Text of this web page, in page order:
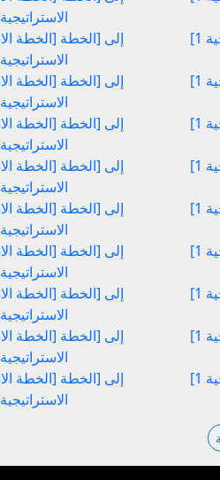
الاستراتيجية 2]
الاستراتيجية 2]
الاستراتيجية 2]
الاستراتيجية 2]
الاستراتيجية 2]
الاستراتيجية 2]
الاستراتيجية 2]
الاستراتيجية 2]
الاستراتيجية 2]
الاستراتيجية 2]
[الخطة الاستراتيجية 1] إلى [الخطة
[الخطة الاستراتيجية 1] إلى [الخطة
[الخطة الاستراتيجية 1] إلى [الخطة
[الخطة الاستراتيجية 1] إلى [الخطة
[الخطة الاستراتيجية 1] إلى [الخطة
[الخطة الاستراتيجية 1] إلى [الخطة
[الخطة الاستراتيجية 1] إلى [الخطة
[الخطة الاستراتيجية 1] إلى [الخطة
[الخطة الاستراتيجية 1] إلى [الخطة